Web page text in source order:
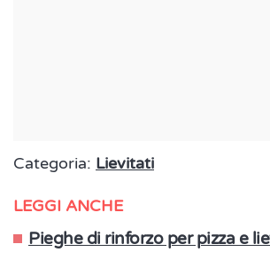
Categoria: Lievitati
LEGGI ANCHE
Pieghe di rinforzo per pizza e